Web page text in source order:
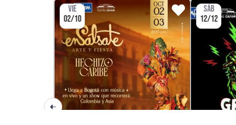
VIE
02/10
SÁB
12/12